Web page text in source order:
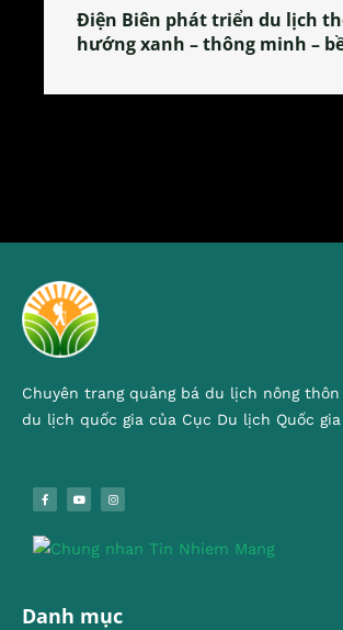
Làng làm bánh tẻ Phú Nhi –
tỏa đặc sản xứ Đoài
Chuyên trang quảng bá du lịch nông
du lịch quốc gia của Cục Du lịch Quốc
Danh mục